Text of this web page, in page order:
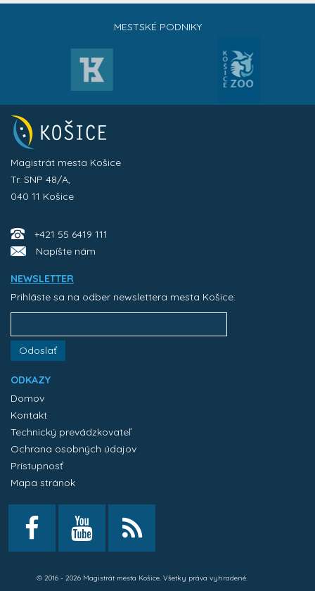
MESTSKÉ PODNIKY
Magistrát mesta Košice
Tr. SNP 48/A,
040 11 Košice
+421 55 6419 111
Napíšte nám
NEWSLETTER
Prihláste sa na odber newslettera mesta Košice:
Odoslať
ODKAZY
Domov
Kontakt
Technický prevádzkovateľ
Ochrana osobných údajov
Prístupnosť
Mapa stránok
© 2016 - 2026 Magistrát mesta Košice. Všetky práva vyhradené.